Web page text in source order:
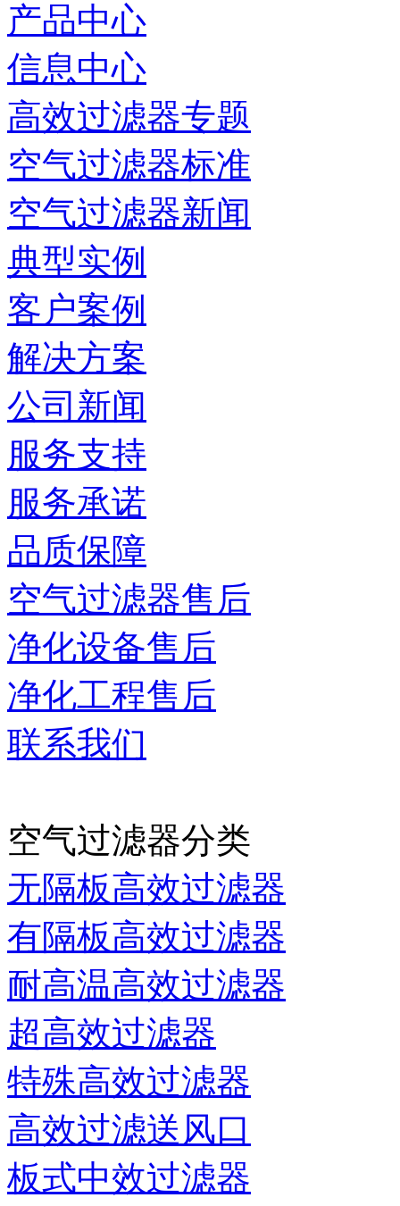
产品中心
信息中心
高效过滤器专题
空气过滤器标准
空气过滤器新闻
典型实例
客户案例
解决方案
公司新闻
服务支持
服务承诺
品质保障
空气过滤器售后
净化设备售后
净化工程售后
联系我们
空气过滤器分类
无隔板高效过滤器
有隔板高效过滤器
耐高温高效过滤器
超高效过滤器
特殊高效过滤器
高效过滤送风口
板式中效过滤器